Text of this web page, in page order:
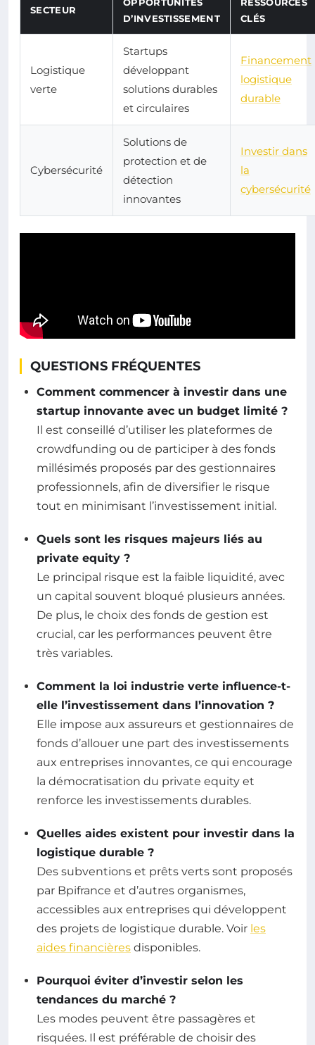
SECTEUR
D’INVESTISSEMENT
CLÉS
Logistique
verte
Startups
développant
solutions durables
et circulaires
Financement
logistique
durable
Cybersécurité
Solutions de
protection et de
détection
innovantes
Investir dans
la
cybersécurité
QUESTIONS FRÉQUENTES
Comment commencer à investir dans une
startup innovante avec un budget limité ?
Il est conseillé d’utiliser les plateformes de
crowdfunding ou de participer à des fonds
millésimés proposés par des gestionnaires
professionnels, afin de diversifier le risque
tout en minimisant l’investissement initial.
Quels sont les risques majeurs liés au
private equity ?
Le principal risque est la faible liquidité, avec
un capital souvent bloqué plusieurs années.
De plus, le choix des fonds de gestion est
crucial, car les performances peuvent être
très variables.
Comment la loi industrie verte influence-t-
elle l’investissement dans l’innovation ?
Elle impose aux assureurs et gestionnaires de
fonds d’allouer une part des investissements
aux entreprises innovantes, ce qui encourage
la démocratisation du private equity et
renforce les investissements durables.
Quelles aides existent pour investir dans la
logistique durable ?
Des subventions et prêts verts sont proposés
par Bpifrance et d’autres organismes,
accessibles aux entreprises qui développent
des projets de logistique durable. Voir les
aides financières disponibles.
Pourquoi éviter d’investir selon les
tendances du marché ?
Les modes peuvent être passagères et
risquées. Il est préférable de choisir des